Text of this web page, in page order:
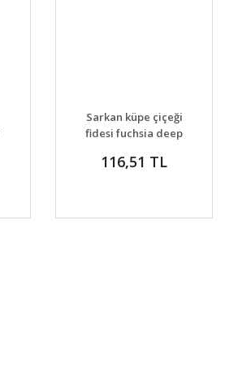
DETAYLAR
VER
Sarkan küpe çiçeği
fidesi fuchsia deep
116,51 TL